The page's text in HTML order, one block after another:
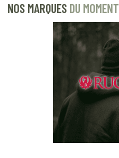
NOS MARQUES DU MOMENT